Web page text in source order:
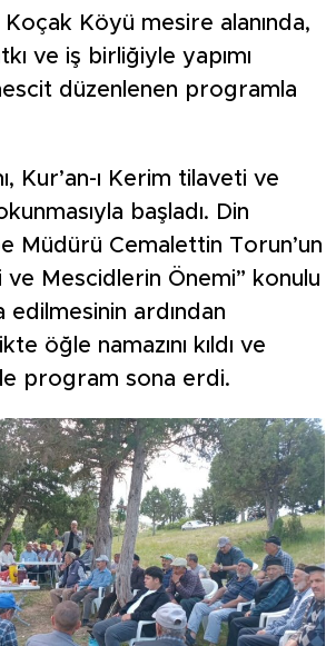
Koçak Köyü mesire alanında,
ve iş birliğiyle yapımı
düzenlenen programla
Kur’an-ı Kerim tilaveti ve
başladı. Din
Müdürü Cemalettin Torun’un
ve Mescidlerin Önemi” konulu
ardından
öğle namazını kıldı ve
program sona erdi.